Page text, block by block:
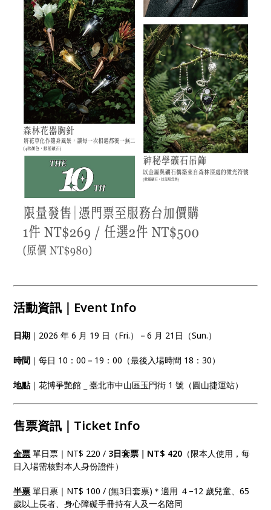
活動資訊｜Event Info
日期 ｜2026 年 6 月 19 日（Fri.）－6 月 21日（Sun.）
時間 ｜每日 10：00－19：00（最後入場時間 18：30）
地點｜花博爭艷館 _ 臺北市中山區玉門街 1 號（圓山捷運站）
售票資訊｜Ticket Info
全票 單日票｜NT$ 220 / 3日套票｜NT$ 420 （限本人使用，每
日入場需核對本人身份證件）
半票 單日票｜NT$ 100 / (無3日套票)＊適用 ４–12 歲兒童、65
歲以上長者、身心障礙手冊持有人及一名陪同